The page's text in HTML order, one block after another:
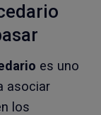
es uno
asociar
los